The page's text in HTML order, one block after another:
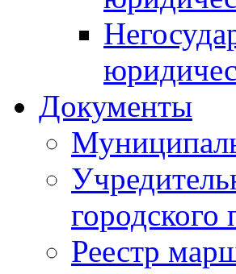
Документы
городского
Реестр